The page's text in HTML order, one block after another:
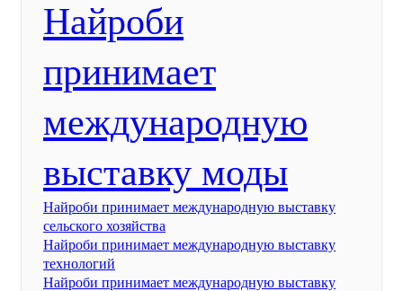
Найроби
принимает
международную
выставку моды
Найроби принимает международную выставку
сельского хозяйства
Найроби принимает международную выставку
технологий
Найроби принимает международную выставку